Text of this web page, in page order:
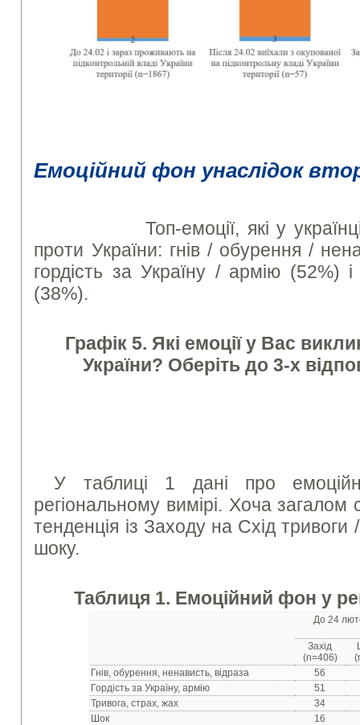
Емоційний фон унаслідок
Топ-емоції, які у українців
проти України: гнів / обурення /
гордість за Україну / армію (52%)
(38%).
Графік 5. Які емоції у Вас
України? Оберіть до 3-х
У таблиці 1 дані про
регіональному вимірі. Хоча загалом
тенденція із Заходу на Схід
шоку.
Таблиця 1. Емоційний фон у
До 24
Захід
(n=406)
Гнів, обурення, ненависть, відраза
56
Гордість за Україну, армію
51
Тривога, страх, жах
34
Шок
16